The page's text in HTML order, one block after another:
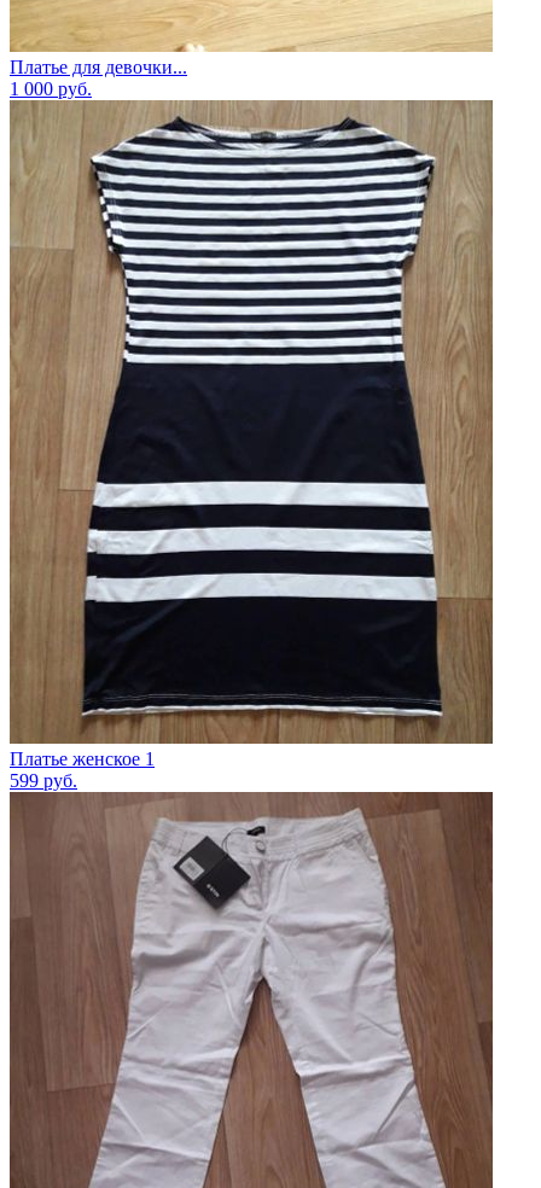
Платье для девочки...
1 000 руб.
Платье женское 1
599 руб.